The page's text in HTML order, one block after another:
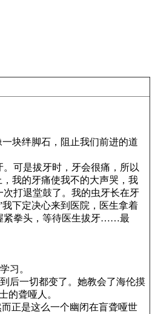
块绊脚石，阻止我们前进的道
可是拔牙时，牙会很痛，所以
我的牙痛使我不的大声哭，我
打退堂鼓了。我的虫牙长在牙
下定决心来到医院，医生拿着
紧拳头，等待医生拔牙……最
习。
后一切都变了。她教会了海伦摸
的聋哑人。
正是这么一个幽闭在盲聋哑世